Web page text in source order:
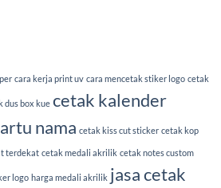
cara kerja print uv cara mencetak stiker logo cetak
dus box kue cetak kalender
nama cetak kiss cut sticker cetak kop
terdekat cetak medali akrilik cetak notes custom
logo harga medali akrilik jasa cetak